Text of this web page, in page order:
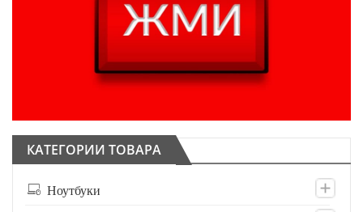
КАТЕГОРИИ ТОВАРА
Ноутбуки